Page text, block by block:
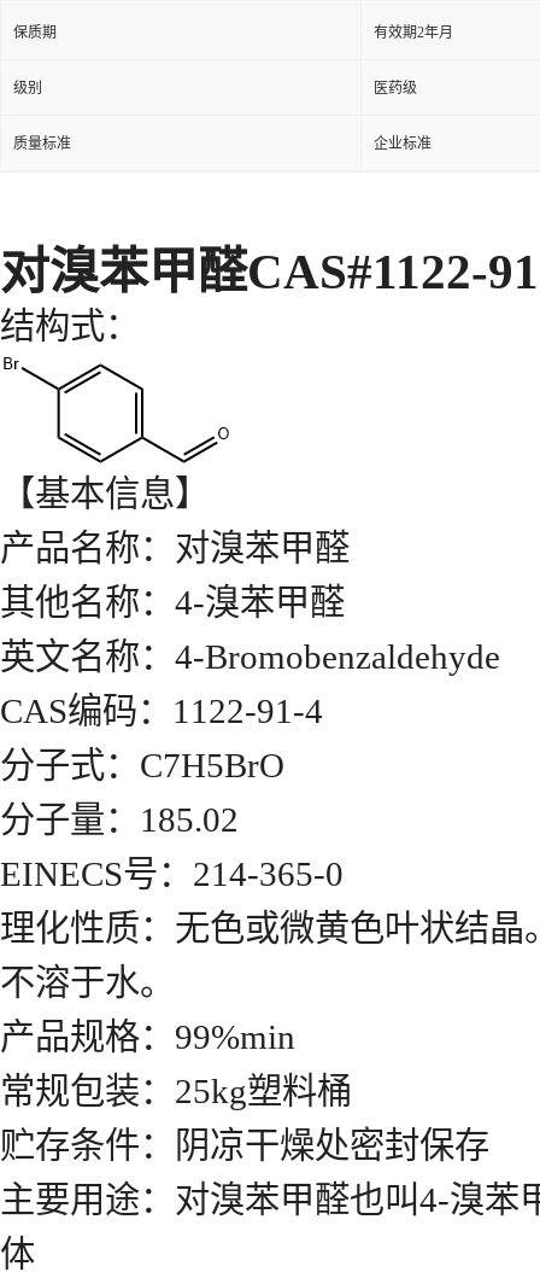
保质期 有效期2年月
级别 医药级
质量标准 企业标准
对溴苯甲醛CAS#1122-
结构式：
【基本信息】
产品名称：对溴苯甲醛
其他名称：4-溴苯甲醛
英文名称：4-Bromobenzaldehyde
CAS编码：1122-91-4
分子式：C7H5BrO
分子量：185.02
EINECS号：214-365-0
理化性质：无色或微黄色叶状结
不溶于水。
产品规格：99%min
常规包装：25kg塑料桶
贮存条件：阴凉干燥处密封保存
主要用途：对溴苯甲醛也叫4-溴
体